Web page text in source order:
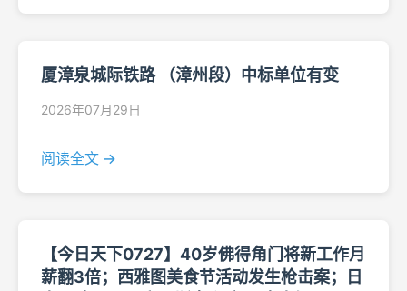
厦漳泉城际铁路 （漳州段）中标单位有变
2026年07月29日
阅读全文 →
【今日天下0727】40岁佛得角门将新工作月
薪翻3倍；西雅图美食节活动发生枪击案；日